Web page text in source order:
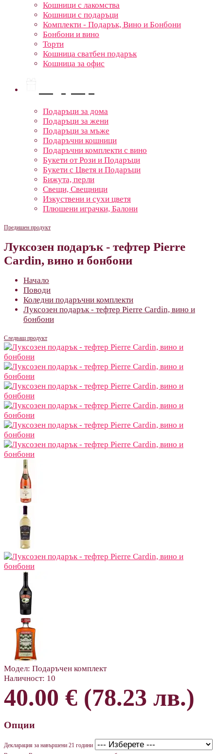
Кошници с лакомства
Кошници с подаръци
Комплекти - Подарък, Вино и Бонбони
Бонбони и вино
Торти
Кошница сватбен подарък
Кошница за офис
Подаръци за дома
Подаръци за жени
Подаръци за мъже
Подаръчни кошници
Подаръчни комплекти с вино
Букети от Рози и Подаръци
Букети с Цветя и Подаръци
Бижута, перли
Свещи, Свещници
Изкуствени и сухи цветя
Плюшени играчки, Балони
Предишен продукт
Луксозен подарък - тефтер Pierre
Cardin, вино и бонбони
Начало
Поводи
Коледни подаръчни комплекти
Луксозен подарък - тефтер Pierre Cardin, вино и
бонбони
Следващ продукт
Модел: Подаръчен комплект
Наличност: 10
40.00 € (78.23 лв.)
Опции
Декларация за навършени 21 години